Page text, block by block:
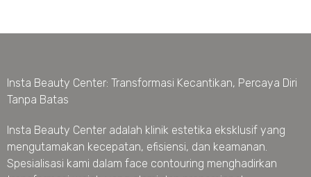
Insta Beauty Center: Transformasi Kecantikan, Percaya Diri
Tanpa Batas
Insta Beauty Center adalah klinik estetika eksklusif yang
mengutamakan kecepatan, efisiensi, dan keamanan.
Spesialisasi kami dalam face contouring menghadirkan